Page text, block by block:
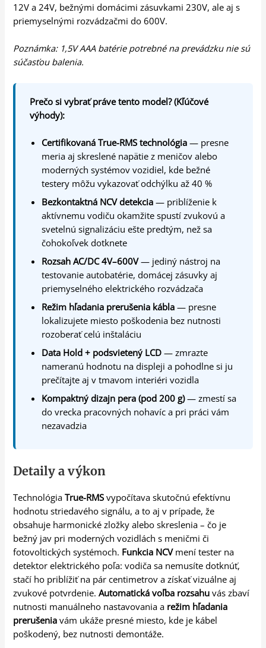
12V a 24V, bežnými domácimi zásuvkami 230V, ale aj s
priemyselnými rozvádzačmi do 600V.
Poznámka: 1,5V AAA batérie potrebné na prevádzku nie sú
súčasťou balenia.
Prečo si vybrať práve tento model? (Kľúčové
výhody):
Certifikovaná True-RMS technológia — presne
meria aj skreslené napätie z meničov alebo
moderných systémov vozidiel, kde bežné
testery môžu vykazovať odchýlku až 40 %
Bezkontaktná NCV detekcia — priblíženie k
aktívnemu vodiču okamžite spustí zvukovú a
svetelnú signalizáciu ešte predtým, než sa
čohokoľvek dotknete
Rozsah AC/DC 4V–600V— jediný nástroj na
testovanie autobatérie, domácej zásuvky aj
priemyselného elektrického rozvádzača
Režim hľadania prerušenia kábla — presne
lokalizujete miesto poškodenia bez nutnosti
rozoberať celú inštaláciu
Data Hold + podsvietený LCD — zmrazte
nameranú hodnotu na displeji a pohodlne si ju
prečítajte aj v tmavom interiéri vozidla
Kompaktný dizajn pera (pod 200 g)— zmestí sa
do vrecka pracovných nohavíc a pri práci vám
nezavadzia
Detaily a výkon
TechnológiaTrue-RMS vypočítava skutočnú efektívnu
hodnotu striedavého signálu, a to aj v prípade, že
obsahuje harmonické zložky alebo skreslenia – čo je
bežný jav pri moderných vozidlách s meničmi či
fotovoltických systémoch. Funkcia NCVmení tester na
detektor elektrického poľa: vodiča sa nemusíte dotknúť,
stačí ho priblížiť na pár centimetrov a získať vizuálne aj
zvukové potvrdenie.Automatická voľba rozsahu vás zbaví
nutnosti manuálneho nastavovania a režim hľadania
prerušenia vám ukáže presné miesto, kde je kábel
poškodený, bez nutnosti demontáže.